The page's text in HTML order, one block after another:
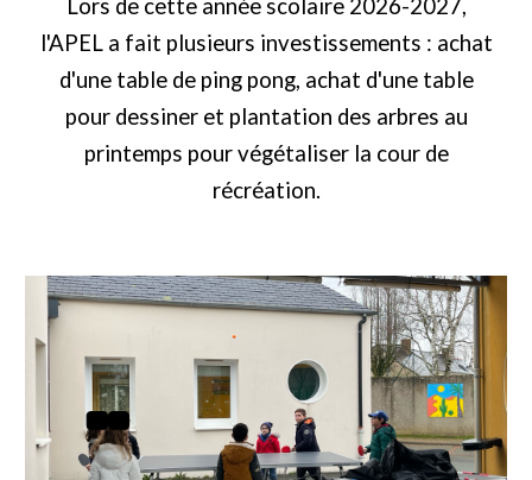
Lors de cette année scolaire 2026-2027,
l'APEL a fait plusieurs investissements : achat
d'une table de ping pong, achat d'une table
pour dessiner et plantation des arbres au
printemps pour végétaliser la cour de
récréation.